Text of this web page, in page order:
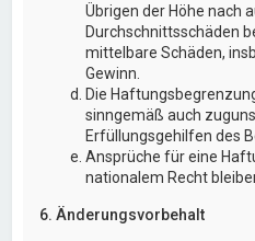
Übrigen der Höhe nach
Durchschnittsschäden
mittelbare Schäden,
Gewinn.
Die
sinngemäß auch
Erfüllungsgehilfen des
Ansprüche für eine
nationalem Recht
6. Änderungsvorbehalt